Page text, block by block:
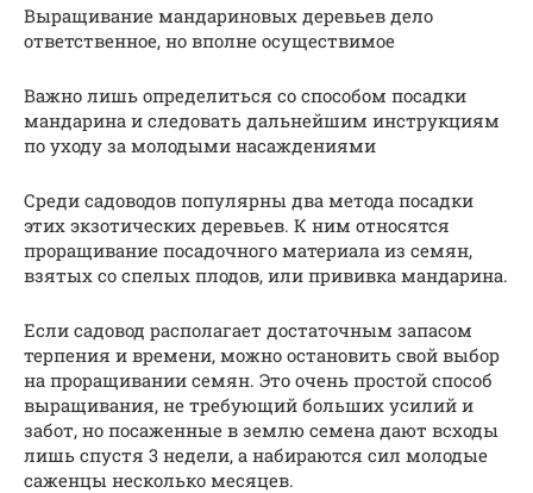
Выращивание мандариновых деревьев дело
ответственное, но вполне осуществимое
Важно лишь определиться со способом посадки
мандарина и следовать дальнейшим инструкциям
по уходу за молодыми насаждениями
Среди садоводов популярны два метода посадки
этих экзотических деревьев. К ним относятся
проращивание посадочного материала из семян,
взятых со спелых плодов, или прививка мандарина.
Если садовод располагает достаточным запасом
терпения и времени, можно остановить свой выбор
на проращивании семян. Это очень простой способ
выращивания, не требующий больших усилий и
забот, но посаженные в землю семена дают всходы
лишь спустя 3 недели, а набираются сил молодые
саженцы несколько месяцев.